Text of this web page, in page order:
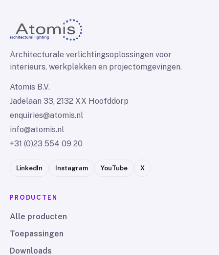
Architecturale verlichtingsoplossingen voor
interieurs, werkplekken en projectomgevingen.
Atomis B.V.
Jadelaan 33, 2132 XX Hoofddorp
enquiries@atomis.nl
info@atomis.nl
+31 (0)23 554 09 20
LinkedIn Instagram YouTube X
PRODUCTEN
Alle producten
Toepassingen
Downloads